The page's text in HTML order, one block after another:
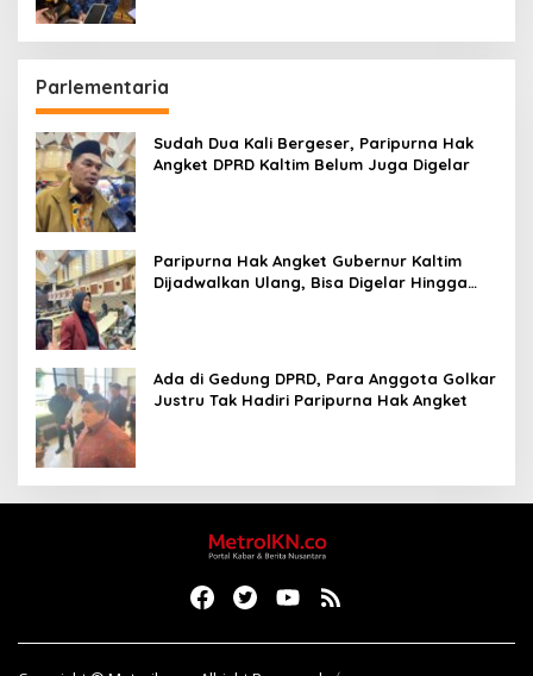
Parlementaria
Sudah Dua Kali Bergeser, Paripurna Hak
Angket DPRD Kaltim Belum Juga Digelar
Paripurna Hak Angket Gubernur Kaltim
Dijadwalkan Ulang, Bisa Digelar Hingga
Ada di Gedung DPRD, Para Anggota Golkar
Justru Tak Hadiri Paripurna Hak Angket